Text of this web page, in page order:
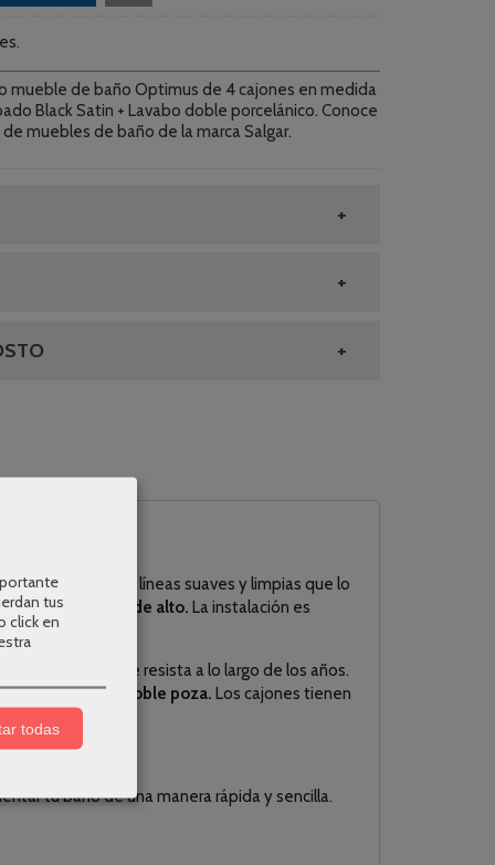
mueble de baño Optimus de 4 cajones en medida
Black Satin + Lavabo doble porcelánico. Conoce
muebles de baño de la marca Salgar.
minimalista con líneas suaves y limpias que lo
fondo x 54 cm de alto. La instalación es
que el mueble resista a lo largo de los años.
porcelana con doble poza. Los cajones tienen
en España.
tu baño de una manera rápida y sencilla.
tus
click en
todas